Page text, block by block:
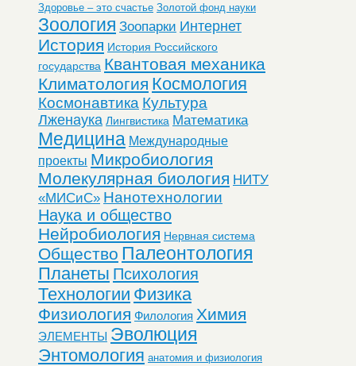
Здоровье – это счастье Золотой фонд науки
Зоология Зоопарки Интернет
История История Российского
государства Квантовая механика
Климатология Космология
Космонавтика Культура
Лженаука Лингвистика Математика
Медицина Международные
проекты Микробиология
Молекулярная биология НИТУ
«МИСиС» Нанотехнологии
Наука и общество
Нейробиология Нервная система
Общество Палеонтология
Планеты Психология
Технологии Физика
Физиология Филология Химия
ЭЛЕМЕНТЫ Эволюция
Энтомология анатомия и физиология